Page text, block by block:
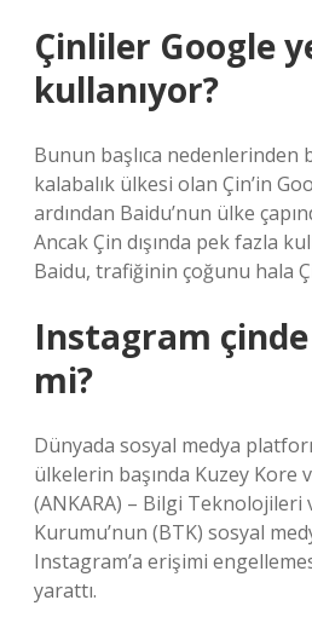
Çinliler Google
kullanıyor?
Bunun başlıca nedenlerinden
kalabalık ülkesi olan Çin’in
ardından Baidu’nun ülke
Ancak Çin dışında pek fazla
Baidu, trafiğinin çoğunu hala
Instagram
mi?
Dünyada sosyal medya
ülkelerin başında Kuzey Kore
(ANKARA) – Bilgi Teknolojileri
Kurumu’nun (BTK) sosyal
Instagram’a erişimi
yarattı.